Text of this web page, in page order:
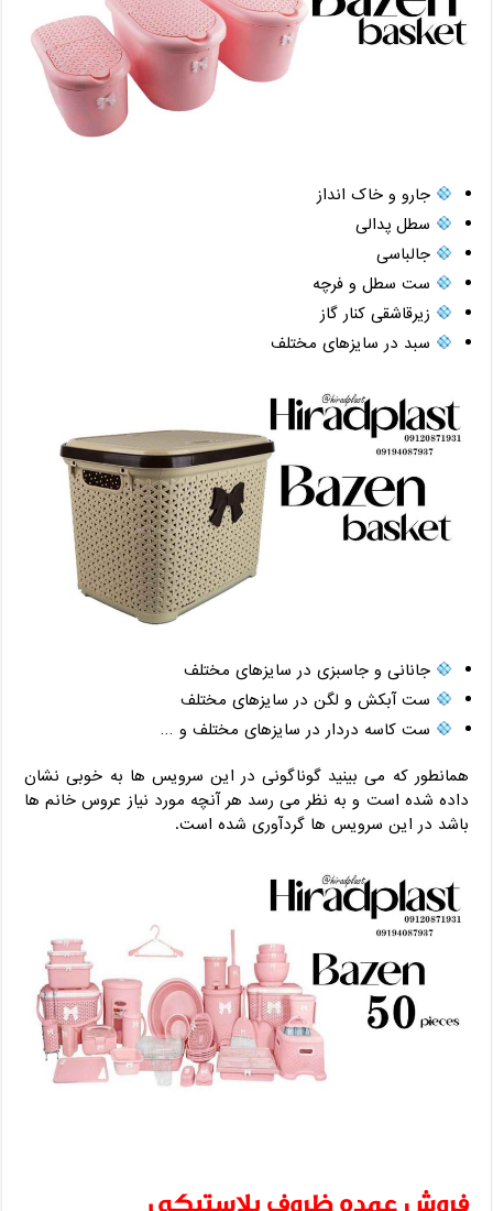
جارو و خاک انداز
سطل پدالی
جالباسی
ست سطل و فرچه
زیرقاشقی کنار گاز
سبد در سایزهای مختلف
جانانی و جاسبزی در سایزهای مختلف
ست آبکش و لگن در سایزهای مختلف
ست کاسه دردار در سایزهای مختلف و …
همانطور که می بینید گوناگونی در این سرویس ها به خوبی نشان
داده شده است و به نظر می رسد هر آنچه مورد نیاز عروس خانم ‌ها
باشد در این سرویس ها گردآوری شده است.